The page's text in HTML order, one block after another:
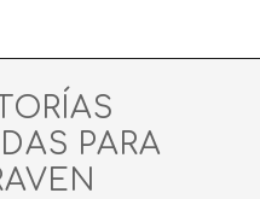
PARA